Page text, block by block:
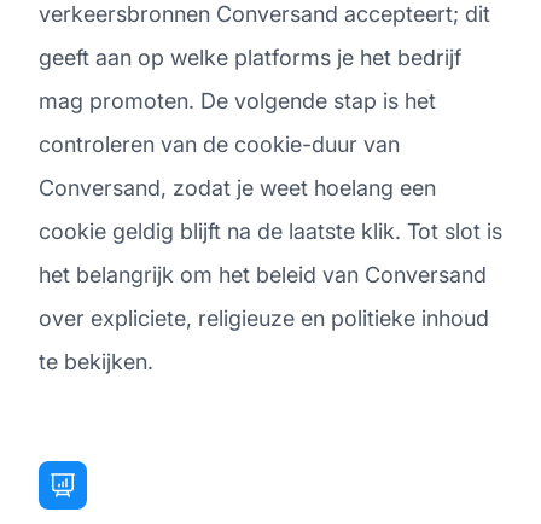
verkeersbronnen Conversand accepteert; dit
geeft aan op welke platforms je het bedrijf
mag promoten. De volgende stap is het
controleren van de cookie-duur van
Conversand, zodat je weet hoelang een
cookie geldig blijft na de laatste klik. Tot slot is
het belangrijk om het beleid van Conversand
over expliciete, religieuze en politieke inhoud
te bekijken.